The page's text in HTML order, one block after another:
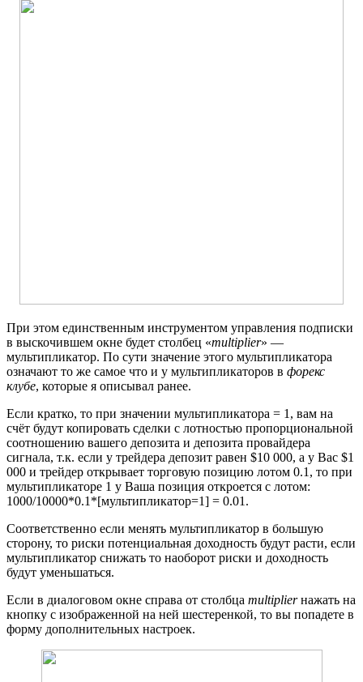
При этом единственным инструментом управления подписки
в выскочившем окне будет столбец «multiplier» —
мультипликатор. По сути значение этого мультипликатора
означают то же самое что и у мультипликаторов в форекс
клубе, которые я описывал ранее.
Если кратко, то при значении мультипликатора = 1, вам на
счёт будут копировать сделки с лотностью пропорциональной
соотношению вашего депозита и депозита провайдера
сигнала, т.к. если у трейдера депозит равен $10 000, а у Вас $1
000 и трейдер открывает торговую позицию лотом 0.1, то при
мультипликаторе 1 у Ваша позиция откроется с лотом:
1000/10000*0.1*[мультипликатор=1] = 0.01.
Соответственно если менять мультипликатор в большую
сторону, то риски потенциальная доходность будут расти, если
мультипликатор снижать то наоборот риски и доходность
будут уменьшаться.
Если в диалоговом окне справа от столбца multiplierнажать на
кнопку с изображенной на ней шестеренкой, то вы попадете в
форму дополнительных настроек.